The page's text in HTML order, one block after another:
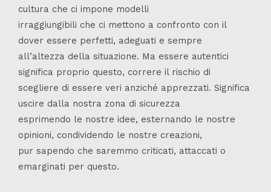
cultura che ci impone modelli
irraggiungibili che ci mettono a confronto con il
dover essere perfetti, adeguati e sempre
all’altezza della situazione. Ma essere autentici
significa proprio questo, correre il rischio di
scegliere di essere veri anziché apprezzati. Significa
uscire dalla nostra zona di sicurezza
esprimendo le nostre idee, esternando le nostre
opinioni, condividendo le nostre creazioni,
pur sapendo che saremmo criticati, attaccati o
emarginati per questo.